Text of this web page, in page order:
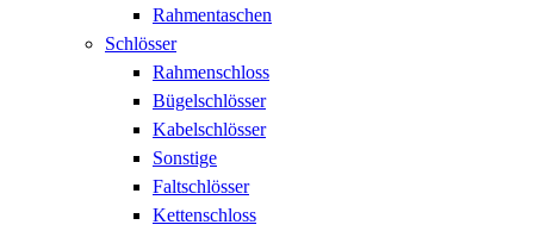
Rahmentaschen
Schlösser
Rahmenschloss
Bügelschlösser
Kabelschlösser
Sonstige
Faltschlösser
Kettenschloss